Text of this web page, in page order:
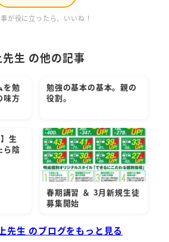
が役に立ったら、いいね！
生 の他の記事
を勉
味方
勉強の基本の基本。親の
役割。
生
ら陰
春期講習 ＆ 3月新規生徒
募集開始
生 のブログをもっと見る